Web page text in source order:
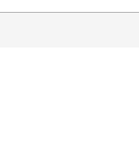
D&G